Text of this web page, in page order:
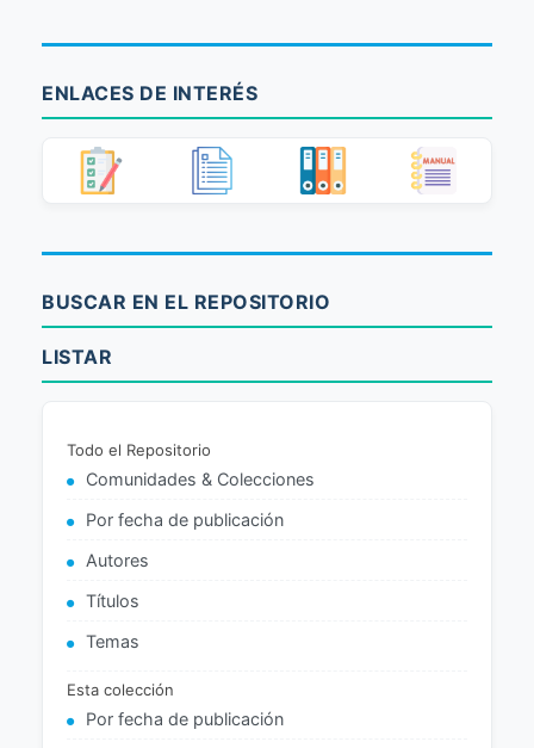
ENLACES DE INTERÉS
BUSCAR EN EL REPOSITORIO
LISTAR
Todo el Repositorio
Comunidades & Colecciones
Por fecha de publicación
Autores
Títulos
Temas
Esta colección
Por fecha de publicación